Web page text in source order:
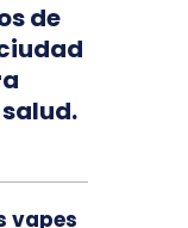
de
vapes